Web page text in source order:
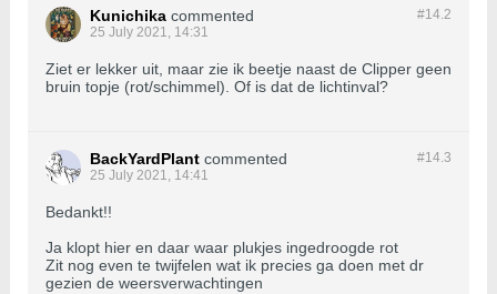
#14.2
Kunichika commented
25 July 2021, 14:31
Ziet er lekker uit, maar zie ik beetje naast de Clipper geen
bruin topje (rot/schimmel). Of is dat de lichtinval?
#14.3
BackYardPlant commented
25 July 2021, 14:41
Bedankt!!
Ja klopt hier en daar waar plukjes ingedroogde rot
Zit nog even te twijfelen wat ik precies ga doen met dr
gezien de weersverwachtingen